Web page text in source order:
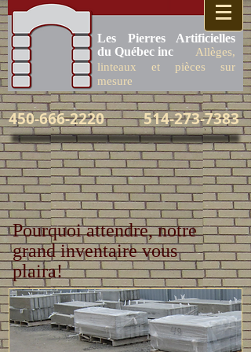
​Les Pierres Artificielles
du Québec inc
Allèges,
linteaux et pièces sur
mesure
450-666-2220 514-273-7383
Pourquoi attendre, notre
grand inventaire vous
plaira!